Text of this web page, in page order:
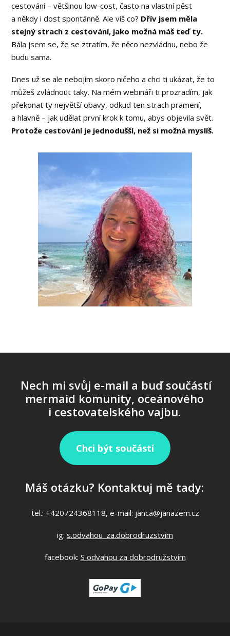
cestování – většinou low-cost, často na vlastní pěst
a někdy i dost spontánně. Ale víš co? Dřív jsem měla
stejný strach z cestování, jako možná máš teď ty.
Bála jsem se, že se ztratím, že něco nezvládnu, nebo že
budu sama.
Dnes už se ale nebojím skoro ničeho a chci ti ukázat, že to
můžeš zvládnout taky. Na mém webináři ti prozradím, jak
překonat ty největší obavy, odkud ten strach pramení,
a hlavně – jak udělat první krok k tomu, abys objevila svět.
Protože cestování je jednodušší, než si možná myslíš.
Nech mi svůj e-mail a buď součástí
mermaid komunity, oceánového
i cestovatelského vajbu.
Chci být součástí
Máš otázku? Kontaktuj mě tady:
tel.: +420724368118, e-mail: janca@janazem.cz
ig: s.odvahou_za.dobrodruzstvim
facebook: S odvahou za dobrodružstvím